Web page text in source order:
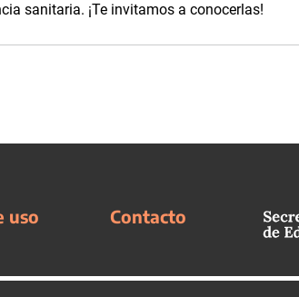
sanitaria. ¡Te invitamos a conocerlas!
uso Contacto